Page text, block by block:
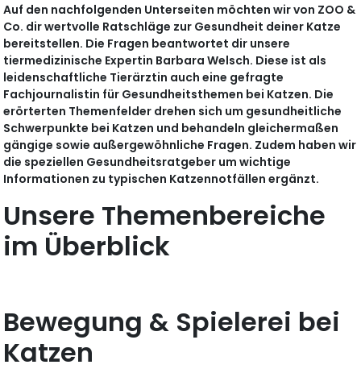
Auf den nachfolgenden Unterseiten möchten wir von ZOO &
Co. dir wertvolle Ratschläge zur Gesundheit deiner Katze
bereitstellen. Die Fragen beantwortet dir unsere
tiermedizinische Expertin Barbara Welsch. Diese ist als
leidenschaftliche Tierärztin auch eine gefragte
Fachjournalistin für Gesundheitsthemen bei Katzen. Die
erörterten Themenfelder drehen sich um gesundheitliche
Schwerpunkte bei Katzen und behandeln gleichermaßen
gängige sowie außergewöhnliche Fragen. Zudem haben wir
die speziellen Gesundheitsratgeber um wichtige
Informationen zu typischen Katzennotfällen ergänzt.
Unsere Themenbereiche
im Überblick
Bewegung & Spielerei bei
Katzen